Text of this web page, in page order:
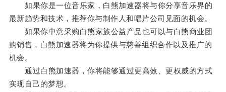
如果你是一位音乐家，白熊加速器将与你分享音乐界的
最新趋势和技术，推荐你与制作人和唱片公司见面的机会。
如果你中意采购白熊家族公益产品也可以与白熊商业团
购销售，白熊加速器将为你提供与慈善组织合作以及推广的
机会。
通过白熊加速器，你将能够通过更高效、更权威的方式
实现自己的梦想。